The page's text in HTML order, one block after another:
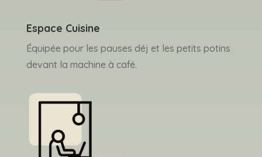
Espace Cuisine
Équipée pour les pauses déj et les petits potins
devant la machine à café.